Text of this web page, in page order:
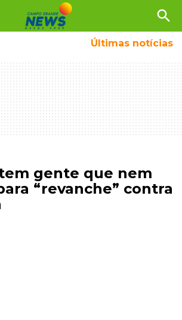
search
Últimas notícias
gente que nem
“revanche” contra